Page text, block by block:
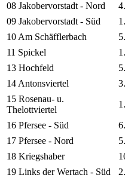
08 Jakobervorstadt - Nord
09 Jakobervorstadt - Süd
10 Am Schäfflerbach
11 Spickel
13 Hochfeld
14 Antonsviertel
15 Rosenau- u.
Thelottviertel
16 Pfersee - Süd
17 Pfersee - Nord
18 Kriegshaber
19 Links der Wertach - Süd